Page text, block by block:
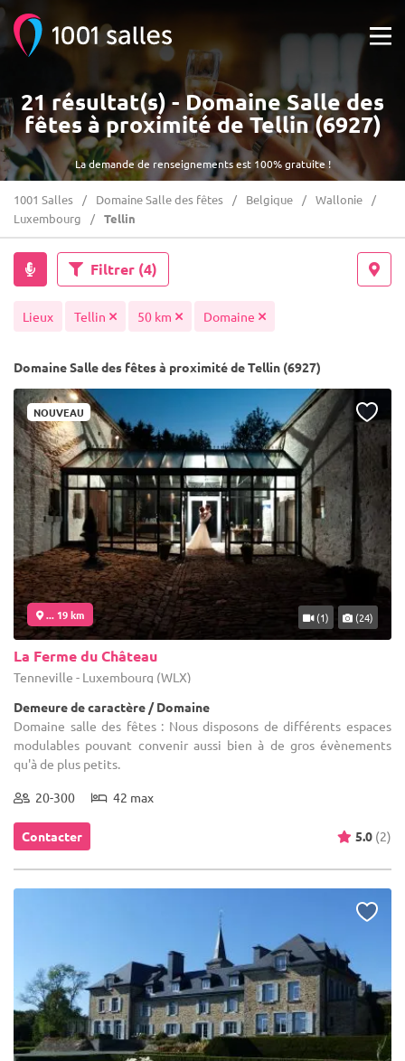
La demande de renseignements est 100% gratuite !
21 résultat(s) - Domaine Salle des
fêtes à proximité de Tellin (6927)
1001 Salles Domaine Salle des fêtes Belgique
Wallonie
Luxembourg
Tellin
Filtrer (4)
Lieux Tellin 50 km Domaine
Domaine Salle des fêtes à proximité de Tellin (6927)
NOUVEAU
... 19 km (1) (24)
La Ferme du Château
Tenneville - Luxembourg (WLX)
Demeure de caractère / Domaine
Domaine salle des fêtes : Nous disposons de différents espaces
modulables pouvant convenir aussi bien à de gros évènements
qu'à de plus petits.
20-300 42 max
Contacter 5.0 (2)